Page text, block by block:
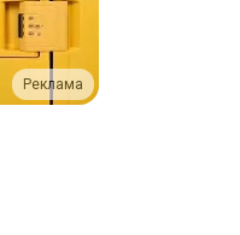
Реклама